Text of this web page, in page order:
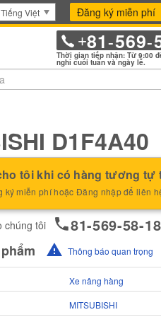
Tiếng Việt Đăng ký miễn phí
+81 -569-
Thời gian tiếp nhận: Từ 9:00
nghỉ cuối tuần và ngày lễ.
D1F4A40
tôi khi có hàng tương tự
ký miễn phí hoặc Đăng nhập để liên
chúng tôi 81-569-58-
Thông báo quan trọng
Xe nâng hàng
MITSUBISHI